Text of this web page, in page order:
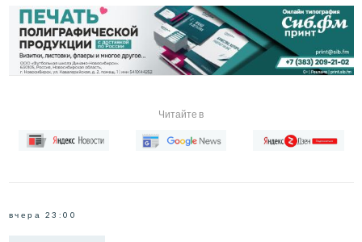
Читайте в
вчера 23:00